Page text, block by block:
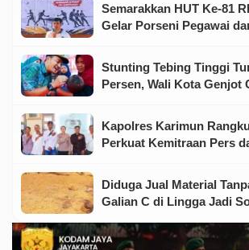
Semarakkan HUT Ke-81
Gelar Porseni Pegawai
Stunting Tebing Tinggi
Persen, Wali Kota Genjot
Kapolres Karimun
Perkuat Kemitraan Pers
Diduga Jual Material
Galian C di Lingga Jadi